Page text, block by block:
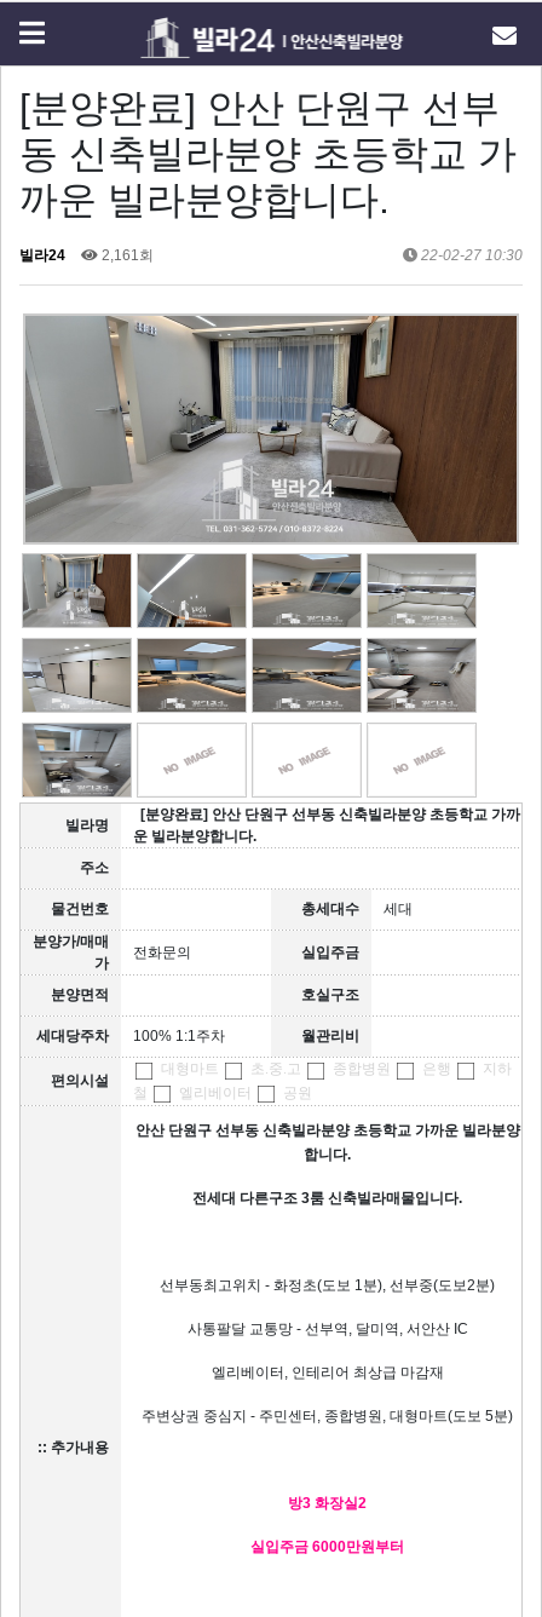
[분양완료] 안산 단원구 선부
동 신축빌라분양 초등학교 가
까운 빌라분양합니다.
빌라24 2,161회 22-02-27 10:30
빌라명
[분양완료] 안산 단원구 선부동 신축빌라분양 초등학교 가까
운 빌라분양합니다.
주소
물건번호 총세대수
세대
분양가/매매
가
전화문의 실입주금
분양면적 호실구조
세대당주차 100% 1:1주차 월관리비
편의시설
대형마트 초.중.고 종합병원 은행
지하
철
엘리베이터 공원
:: 추가내용
안산 단원구 선부동 신축빌라분양 초등학교 가까운 빌라분양
합니다.
전세대 다른구조 3룸 신축빌라매물입니다.
선부동최고위치 - 화정초(도보 1분), 선부중(도보2분)
사통팔달 교통망 - 선부역, 달미역, 서안산 IC
엘리베이터, 인테리어 최상급 마감재
주변상권 중심지 - 주민센터, 종합병원, 대형마트(도보 5분)
방3 화장실2
실입주금 6000만원부터